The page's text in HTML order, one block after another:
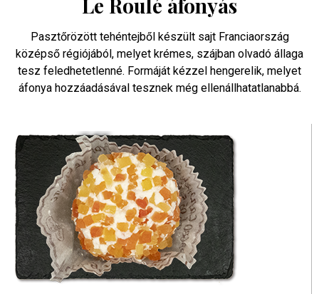
Pasztőrözött tehéntejből készült sajt Franciaország
középső régiójából, melyet krémes, szájban olvadó állaga
tesz feledhetetlenné. Formáját kézzel hengerelik, melyet
áfonya hozzáadásával tesznek még ellenállhatatlanabbá.